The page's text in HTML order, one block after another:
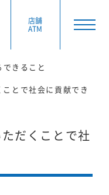
店舗
ATM
できること
とで社会に貢献でき
だくことで社